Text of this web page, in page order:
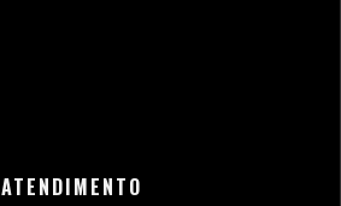
ATENDIMENTO